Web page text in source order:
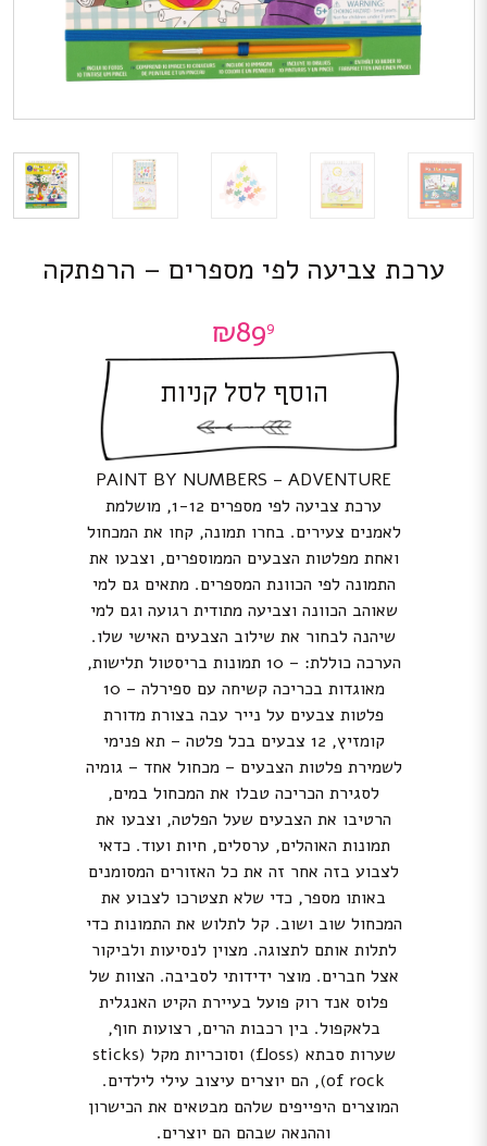
ערכת צביעה לפי מספרים – הרפתקה
₪899
הוסף לסל קניות
PAINT BY NUMBERS – ADVENTURE
ערכת צביעה לפי מספרים 1-12, מושלמת
לאמנים צעירים. בחרו תמונה, קחו את המכחול
ואחת מפלטות הצבעים הממוספרים, וצבעו את
התמונה לפי הכוונת המספרים. מתאים גם למי
שאוהב הכוונה וצביעה מתודית רגועה וגם למי
שיהנה לבחור את שילוב הצבעים האישי שלו.
הערכה כוללת: – 10 תמונות בריסטול תלישות,
מאוגדות בכריכה קשיחה עם ספירלה – 10
פלטות צבעים על נייר עבה בצורת מדורת
קומזיץ, 12 צבעים בכל פלטה – תא פנימי
לשמירת פלטות הצבעים – מכחול אחד – גומיה
לסגירת הכריכה טבלו את המכחול במים,
הרטיבו את הצבעים שעל הפלטה, וצבעו את
תמונות האוהלים, ערסלים, חיות ועוד. כדאי
לצבוע בזה אחר זה את כל האזורים המסומנים
באותו מספר, כדי שלא תצטרכו לצבוע את
המכחול שוב ושוב. קל לתלוש את התמונות כדי
לתלות אותם לתצוגה. מצוין לנסיעות ולביקור
אצל חברים. מוצר ידידותי לסביבה. הצוות של
פלוס אנד רוק פועל בעיירת הקיט האנגלית
בלאקפול. בין רכבות הרים, רצועות חוף,
שערות סבתא (floss) וסוכריות מקל (sticks
of rock), הם יוצרים עיצוב עילי לילדים.
המוצרים היפייפים שלהם מבטאים את הכישרון
וההנאה שבהם הם יוצרים.